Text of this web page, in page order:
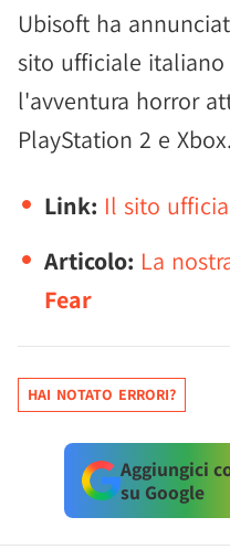
Ubisoft ha
sito ufficiale italiano
l'avventura horror
PlayStation 2 e
Link: Il sito
Articolo: La
Fear
HAI NOTATO ERRORI?
Aggiungici
su Google